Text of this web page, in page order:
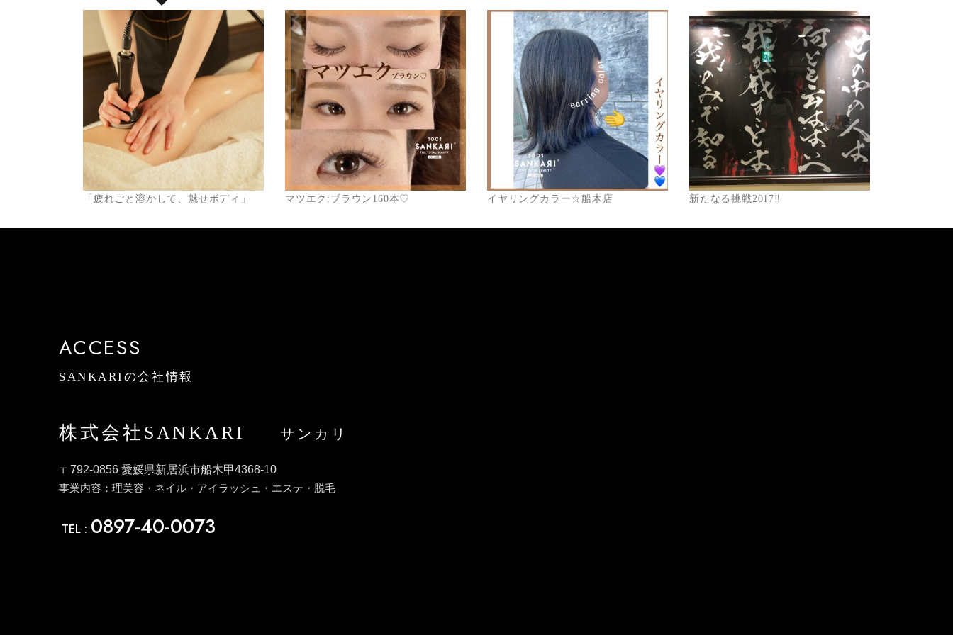
「疲れごと溶かして、魅せボディ」 マツエク:ブラウン160本♡ イヤリングカラー☆船木店 新たなる挑戦2017‼️
ACCESS
SANKARIの会社情報
株式会社SANKARI サンカリ
〒792-0856 愛媛県新居浜市船木甲4368-10
事業内容：理美容・ネイル・アイラッシュ・エステ・脱毛
TEL : 0897-40-0073